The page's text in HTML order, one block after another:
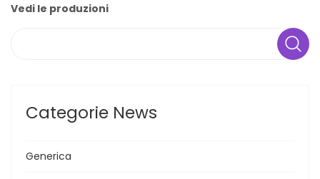
Vedi le produzioni
Categorie News
Generica